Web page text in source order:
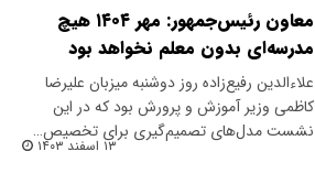
معاون رئیس‌جمهور: مهر ۱۴۰۴ هیچ
مدرسه‌ای بدون معلم نخواهد بود
علاءالدین رفیع‌زاده روز دوشنبه میزبان علیرضا
کاظمی وزیر آموزش و پرورش بود که در این
نشست مدل‌های تصمیم‌گیری برای تخصیص…
۱۳ اسفند ۱۴۰۳